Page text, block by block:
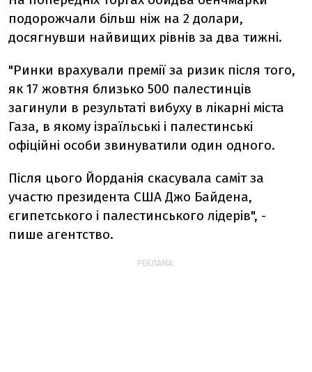
подорожчали більш ніж на 2 долари,
досягнувши найвищих рівнів за два тижні.
"Ринки врахували премії за ризик після того,
як 17 жовтня близько 500 палестинців
загинули в результаті вибуху в лікарні міста
Газа, в якому ізраїльські і палестинські
офіційні особи звинуватили один одного.
Після цього Йорданія скасувала саміт за
участю президента США Джо Байдена,
єгипетського і палестинського лідерів", -
пише агентство.
РЕКЛАМА: